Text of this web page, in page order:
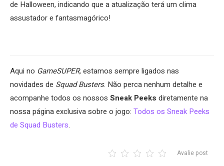
de Halloween, indicando que a atualização terá um clima
assustador e fantasmagórico!
Aqui no GameSUPER, estamos sempre ligados nas
novidades de Squad Busters. Não perca nenhum detalhe e
acompanhe todos os nossos Sneak Peeks diretamente na
nossa página exclusiva sobre o jogo: Todos os Sneak Peeks
de Squad Busters.
Avalie post